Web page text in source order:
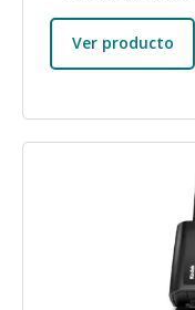
Ver producto
Imagen